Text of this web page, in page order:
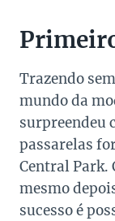
Trazendo
mundo da
surpreendeu
passarelas
Central Park.
mesmo
sucesso é